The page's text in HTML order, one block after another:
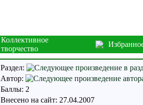
Коллективное
творчество
Раздел:
Автор:
Баллы: 2
Внесено на сайт: 27.04.2007